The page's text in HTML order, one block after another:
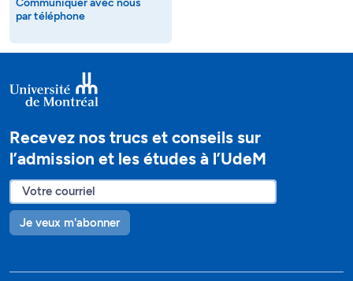
Communiquer avec nous
par téléphone
Recevez nos trucs et conseils sur
l’admission et les études à l’UdeM
Je veux m'abonner